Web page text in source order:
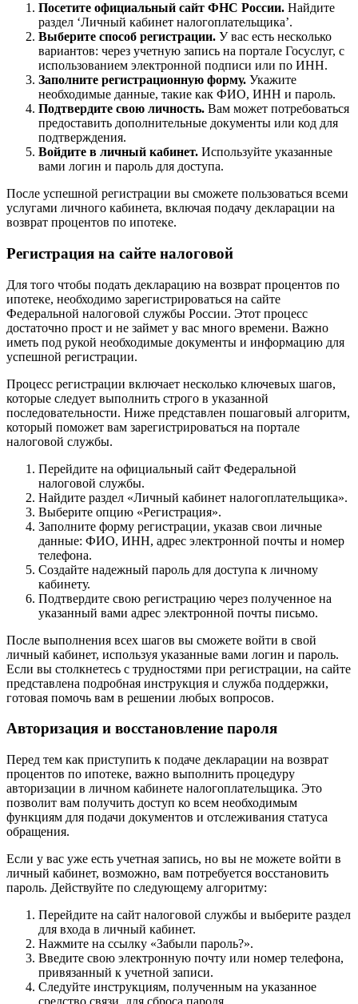
Посетите официальный сайт ФНС России. Найдите
раздел ‘Личный кабинет налогоплательщика’.
Выберите способ регистрации. У вас есть несколько
вариантов: через учетную запись на портале Госуслуг, с
использованием электронной подписи или по ИНН.
Заполните регистрационную форму. Укажите
необходимые данные, такие как ФИО, ИНН и пароль.
Подтвердите свою личность. Вам может потребоваться
предоставить дополнительные документы или код для
подтверждения.
Войдите в личный кабинет. Используйте указанные
вами логин и пароль для доступа.
После успешной регистрации вы сможете пользоваться всеми
услугами личного кабинета, включая подачу декларации на
возврат процентов по ипотеке.
Регистрация на сайте налоговой
Для того чтобы подать декларацию на возврат процентов по
ипотеке, необходимо зарегистрироваться на сайте
Федеральной налоговой службы России. Этот процесс
достаточно прост и не займет у вас много времени. Важно
иметь под рукой необходимые документы и информацию для
успешной регистрации.
Процесс регистрации включает несколько ключевых шагов,
которые следует выполнить строго в указанной
последовательности. Ниже представлен пошаговый алгоритм,
который поможет вам зарегистрироваться на портале
налоговой службы.
Перейдите на официальный сайт Федеральной
налоговой службы.
Найдите раздел «Личный кабинет налогоплательщика».
Выберите опцию «Регистрация».
Заполните форму регистрации, указав свои личные
данные: ФИО, ИНН, адрес электронной почты и номер
телефона.
Создайте надежный пароль для доступа к личному
кабинету.
Подтвердите свою регистрацию через полученное на
указанный вами адрес электронной почты письмо.
После выполнения всех шагов вы сможете войти в свой
личный кабинет, используя указанные вами логин и пароль.
Если вы столкнетесь с трудностями при регистрации, на сайте
представлена подробная инструкция и служба поддержки,
готовая помочь вам в решении любых вопросов.
Авторизация и восстановление пароля
Перед тем как приступить к подаче декларации на возврат
процентов по ипотеке, важно выполнить процедуру
авторизации в личном кабинете налогоплательщика. Это
позволит вам получить доступ ко всем необходимым
функциям для подачи документов и отслеживания статуса
обращения.
Если у вас уже есть учетная запись, но вы не можете войти в
личный кабинет, возможно, вам потребуется восстановить
пароль. Действуйте по следующему алгоритму:
Перейдите на сайт налоговой службы и выберите раздел
для входа в личный кабинет.
Нажмите на ссылку «Забыли пароль?».
Введите свою электронную почту или номер телефона,
привязанный к учетной записи.
Следуйте инструкциям, полученным на указанное
средство связи, для сброса пароля.